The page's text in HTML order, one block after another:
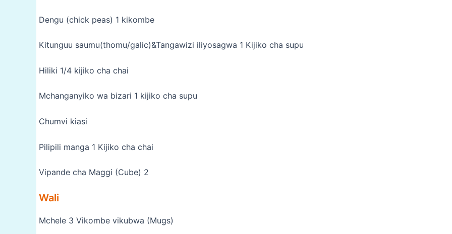
Dengu (chick peas) 1 kikombe
Kitunguu saumu(thomu/galic)&Tangawizi iliyosagwa 1 Kijiko cha supu
Hiliki 1/4 kijiko cha chai
Mchanganyiko wa bizari 1 kijiko cha supu
Chumvi kiasi
Pilipili manga 1 Kijiko cha chai
Vipande cha Maggi (Cube) 2
Wali
Mchele 3 Vikombe vikubwa (Mugs)